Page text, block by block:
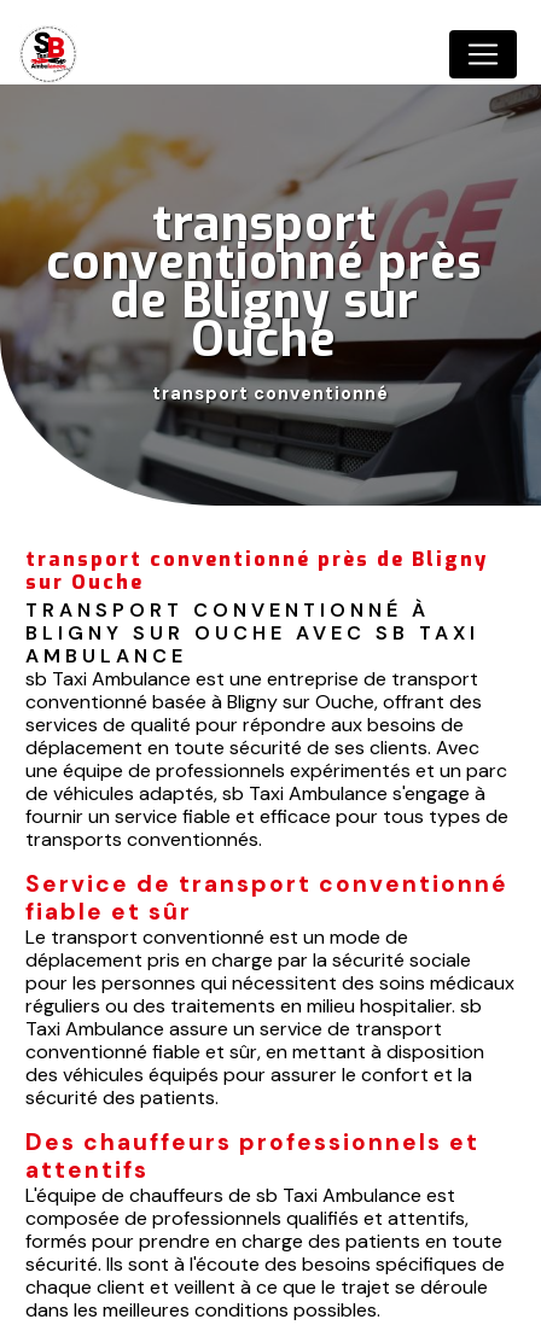
transport
conventionné près
de Bligny sur
Ouche
transport conventionné
transport conventionné près de Bligny
sur Ouche
TRANSPORT CONVENTIONNÉ À
BLIGNY SUR OUCHE AVEC SB TAXI
AMBULANCE
sb Taxi Ambulance est une entreprise de transport
conventionné basée à Bligny sur Ouche, offrant des
services de qualité pour répondre aux besoins de
déplacement en toute sécurité de ses clients. Avec
une équipe de professionnels expérimentés et un parc
de véhicules adaptés, sb Taxi Ambulance s'engage à
fournir un service fiable et efficace pour tous types de
transports conventionnés.
Service de transport conventionné
fiable et sûr
Le transport conventionné est un mode de
déplacement pris en charge par la sécurité sociale
pour les personnes qui nécessitent des soins médicaux
réguliers ou des traitements en milieu hospitalier. sb
Taxi Ambulance assure un service de transport
conventionné fiable et sûr, en mettant à disposition
des véhicules équipés pour assurer le confort et la
sécurité des patients.
Des chauffeurs professionnels et
attentifs
L'équipe de chauffeurs de sb Taxi Ambulance est
composée de professionnels qualifiés et attentifs,
formés pour prendre en charge des patients en toute
sécurité. Ils sont à l'écoute des besoins spécifiques de
chaque client et veillent à ce que le trajet se déroule
dans les meilleures conditions possibles.